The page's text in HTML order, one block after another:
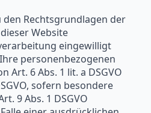
den Rechtsgrundlagen der
Website
eingewilligt
personenbezogenen
Art. 6 Abs. 1 lit. a DSGVO
sofern besondere
9 Abs. 1 DSGVO